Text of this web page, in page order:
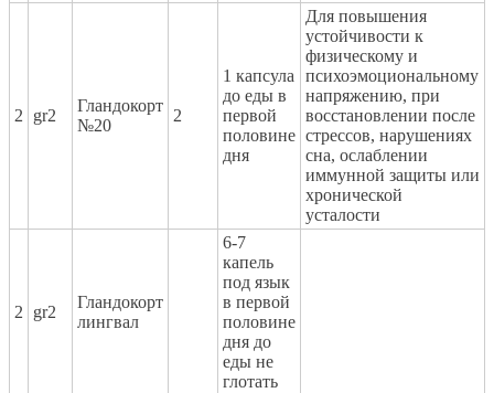
2 gr2
Гландокорт
№20
2
1 капсула
до еды в
первой
половине
дня
Для повышения
устойчивости к
физическому и
психоэмоциональному
напряжению, при
восстановлении после
стрессов, нарушениях
сна, ослаблении
иммунной защиты или
хронической
усталости
2 gr2
Гландокорт
лингвал
6-7
капель
под язык
в первой
половине
дня до
еды не
глотать